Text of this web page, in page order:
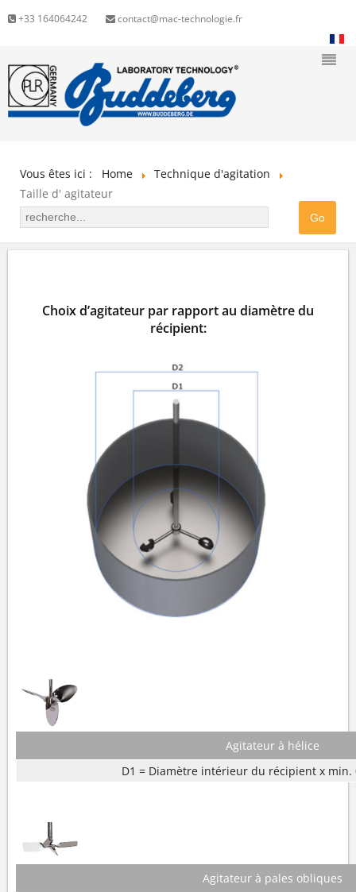
+33 164064242 contact@mac-technologie.fr
Vous êtes ici : Home
Technique d'agitation
Taille d' agitateur
Choix d’agitateur par rapport au diamètre du
récipient:
Agitateur à hélice
D1 = Diamètre intérieur du récipient x min.
Agitateur à pales obliques